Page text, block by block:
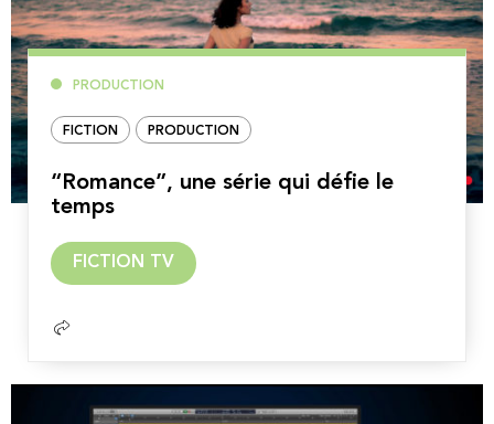
PRODUCTION
FICTION PRODUCTION
“Romance”, une série qui défie le
temps
FICTION TV